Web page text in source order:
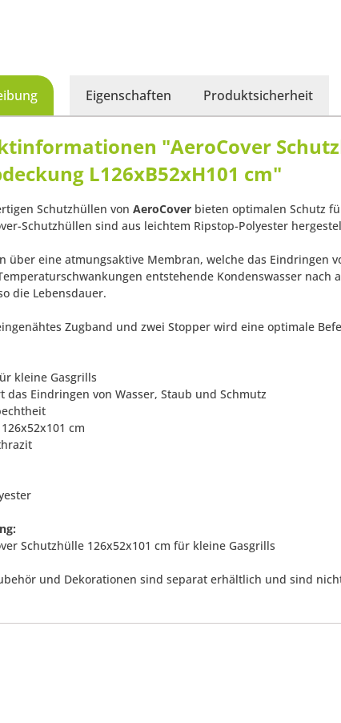
Eigenschaften Produktsicherheit
"AeroCover
L126xB52xH101 cm"
Schutzhüllen von AeroCover bieten optimalen Schutz
Schutzhüllen sind aus leichtem Ripstop-Polyester
über eine atmungsaktive Membran, welche das Eindringen
entstehende Kondenswasser
die Lebensdauer.
Zugband und zwei Stopper wird eine optimale
kleine Gasgrills
das Eindringen von Wasser, Staub und Schmutz
cm
Schutzhülle 126x52x101 cm für kleine Gasgrills
und Dekorationen sind separat erhältlich und sind